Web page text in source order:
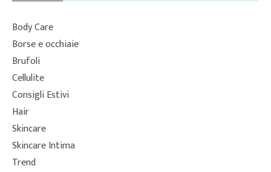
Body Care
Borse e occhiaie
Brufoli
Cellulite
Consigli Estivi
Hair
Skincare
Skincare Intima
Trend